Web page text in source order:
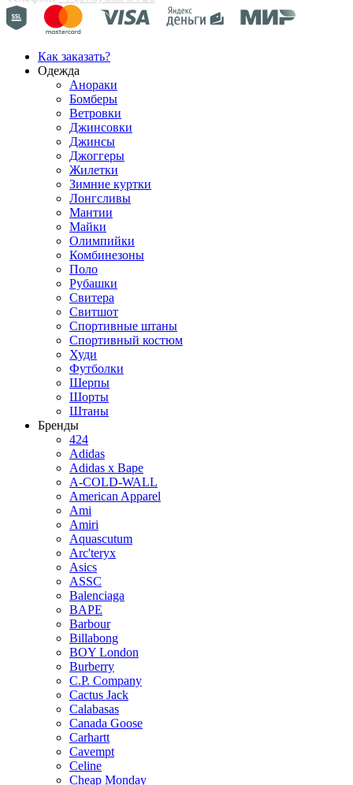
Как заказать?
Одежда
Анораки
Бомберы
Ветровки
Джинсовки
Джинсы
Джоггеры
Жилетки
Зимние куртки
Лонгсливы
Мантии
Майки
Олимпийки
Комбинезоны
Поло
Рубашки
Свитера
Свитшот
Спортивные штаны
Спортивный костюм
Худи
Футболки
Шерпы
Шорты
Штаны
Бренды
424
Adidas
Adidas x Bape
A-COLD-WALL
American Apparel
Ami
Amiri
Aquascutum
Arc'teryx
Asics
ASSC
Balenciaga
BAPE
Barbour
Billabong
BOY London
Burberry
C.P. Company
Cactus Jack
Calabasas
Canada Goose
Carhartt
Cavempt
Celine
Cheap Monday